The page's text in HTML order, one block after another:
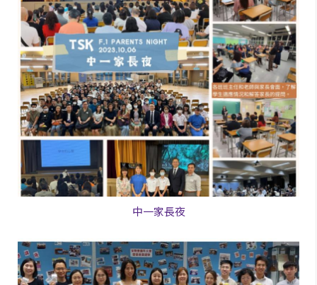
中一家長夜